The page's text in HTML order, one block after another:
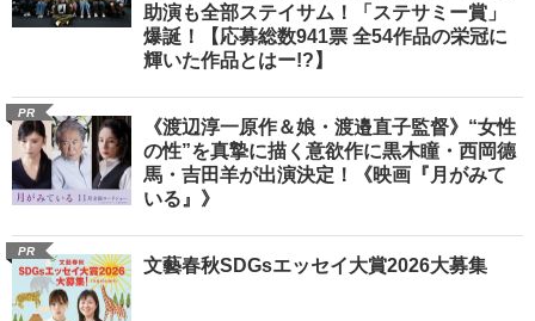
助演も全部ステイサム！「ステサミー賞」
爆誕！【応募総数941票 全54作品の栄冠に
輝いた作品とはー!?】
PR
《渡辺淳一原作＆娘・渡邉直子監督》“女性
の性”を真摯に描く意欲作に黒木瞳・西岡德
馬・吉田羊が出演決定！《映画『月がみて
いる』》
PR
文藝春秋SDGsエッセイ大賞2026大募集